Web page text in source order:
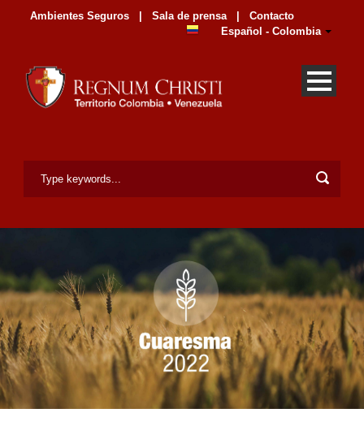
Ambientes Seguros Sala de prensa
Contacto
Español - Colombia